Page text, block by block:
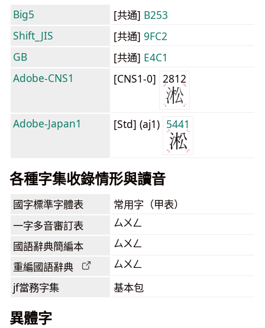
Big5 [共通] B253
Shift_JIS
[共通] 9FC2
GB
[共通] E4C1
Adobe-CNS1
[CNS1-0] 2812
Adobe-Japan1 [Std] (aj1) 5441
各種字集收錄情形與讀音
國字標準字體表 常用字（甲表）
一字多音審訂表 ㄙㄨㄥ
國語辭典簡編本 ㄙㄨㄥ
重編國語辭典 ㄙㄨㄥ
jf當務字集 基本包
異體字